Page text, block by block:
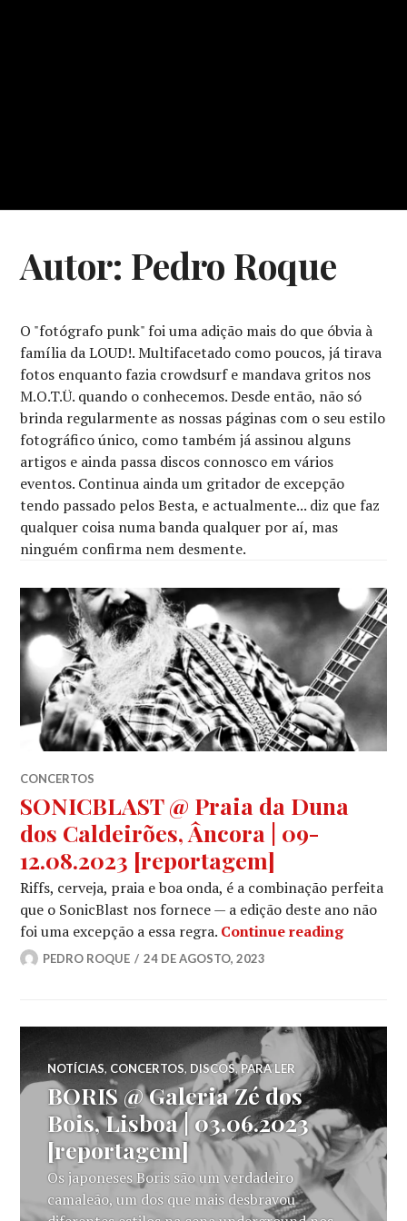
Autor: Pedro Roque
O "fotógrafo punk" foi uma adição mais do que óbvia à
família da LOUD!. Multifacetado como poucos, já tirava
fotos enquanto fazia crowdsurf e mandava gritos nos
M.O.T.Ü. quando o conhecemos. Desde então, não só
brinda regularmente as nossas páginas com o seu estilo
fotográfico único, como também já assinou alguns
artigos e ainda passa discos connosco em vários
eventos. Continua ainda um gritador de excepção
tendo passado pelos Besta, e actualmente... diz que faz
qualquer coisa numa banda qualquer por aí, mas
ninguém confirma nem desmente.
CONCERTOS
SONICBLAST @ Praia da Duna
dos Caldeirões, Âncora | 09-
12.08.2023 [reportagem]
Riffs, cerveja, praia e boa onda, é a combinação perfeita
que o SonicBlast nos fornece — a edição deste ano não
foi uma excepção a essa regra. Continue reading
PEDRO ROQUE 24 DE AGOSTO, 2023
NOTÍCIAS, CONCERTOS, DISCOS,PARA LER
BORIS @ Galeria Zé dos
Bois, Lisboa | 03.06.2023
[reportagem]
Os japoneses Boris são um verdadeiro
camaleão, um dos que mais desbravou